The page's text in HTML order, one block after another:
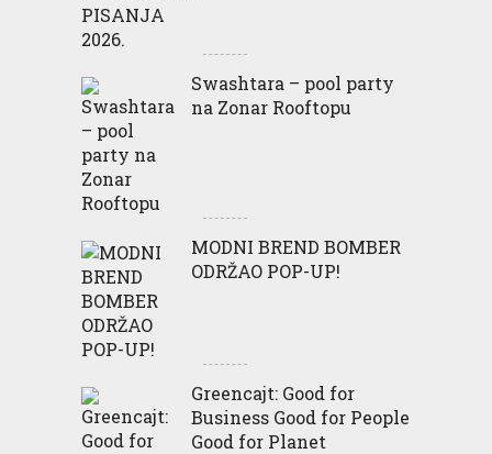
Swashtara – pool party
na Zonar Rooftopu
MODNI BREND BOMBER
ODRŽAO POP-UP!
Greencajt: Good for
Business Good for People
Good for Planet